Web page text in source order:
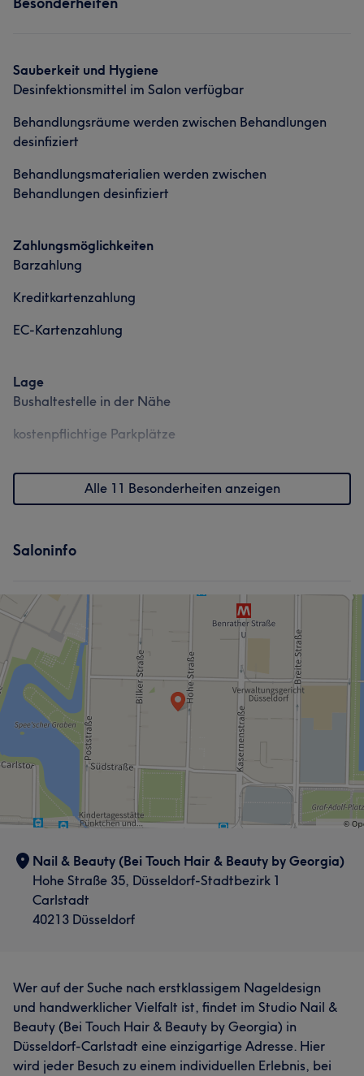
Sauberkeit und Hygiene
Desinfektionsmittel im Salon verfügbar
Behandlungsräume werden zwischen Behandlungen
desinfiziert
Behandlungsmaterialien werden zwischen
Behandlungen desinfiziert
Zahlungsmöglichkeiten
Barzahlung
Kreditkartenzahlung
EC-Kartenzahlung
Lage
Bushaltestelle in der Nähe
kostenpflichtige Parkplätze
Alle 11 Besonderheiten anzeigen
Saloninfo
Nail & Beauty (Bei Touch Hair & Beauty by Georgia)
Hohe Straße 35, Düsseldorf-Stadtbezirk 1
Carlstadt
40213 Düsseldorf
Wer auf der Suche nach erstklassigem Nageldesign
und handwerklicher Vielfalt ist, findet im Studio Nail &
Beauty (Bei Touch Hair & Beauty by Georgia) in
Düsseldorf-Carlstadt eine einzigartige Adresse. Hier
wird jeder Besuch zu einem individuellen Erlebnis, bei